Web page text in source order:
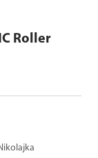
Roller